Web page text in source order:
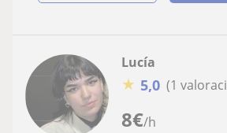
8€/h
Lucía
★ 5,0 (1